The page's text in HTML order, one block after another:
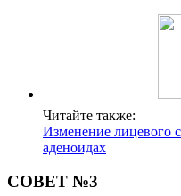
Читайте также:
Изменение лицевого
аденоидах
СОВЕТ №3